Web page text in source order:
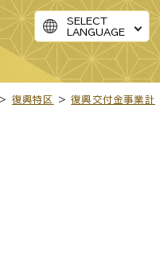
SELECT
LANGUAGE
> 復興特区 >復興交付金事業計